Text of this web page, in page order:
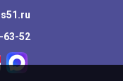
63-52